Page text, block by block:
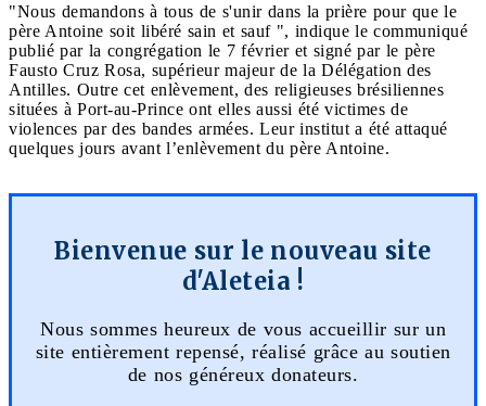
"Nous demandons à tous de s'unir dans la prière pour que le
père Antoine soit libéré sain et sauf ", indique le communiqué
publié par la congrégation le 7 février et signé par le père
Fausto Cruz Rosa, supérieur majeur de la Délégation des
Antilles. Outre cet enlèvement, des religieuses brésiliennes
situées à Port-au-Prince ont elles aussi été victimes de
violences par des bandes armées. Leur institut a été attaqué
quelques jours avant l’enlèvement du père Antoine.
Bienvenue sur le nouveau site
d'Aleteia !
Nous sommes heureux de vous accueillir sur un
site entièrement repensé, réalisé grâce au soutien
de nos généreux donateurs.